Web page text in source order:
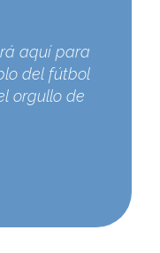
aquí para
del fútbol
orgullo de